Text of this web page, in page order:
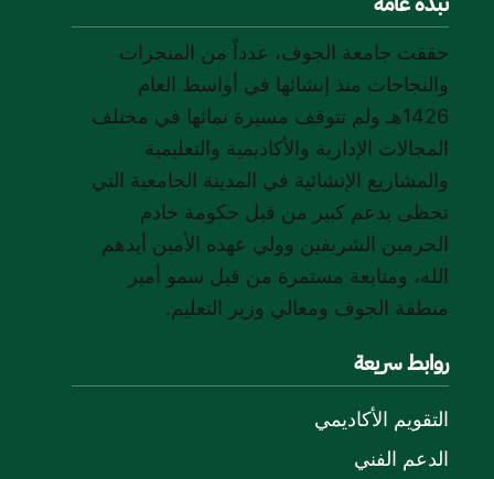
حققت جامعة الجوف، عدداً من المنجزات
والنجاحات منذ إنشائها في أواسط العام
1426هـ ولم تتوقف مسيرة نمائها في مختلف
المجالات الإدارية والأكاديمية والتعليمية
والمشاريع الإنشائية في المدينة الجامعية التي
تحظى بدعم كبير من قبل حكومة خادم
الحرمين الشريفين وولي عهده الأمين أيدهم
الله، ومتابعة مستمرة من قبل سمو أمير
منطقة الجوف ومعالي وزير التعليم.
روابط سريعة
التقويم الأكاديمي
الدعم الفني